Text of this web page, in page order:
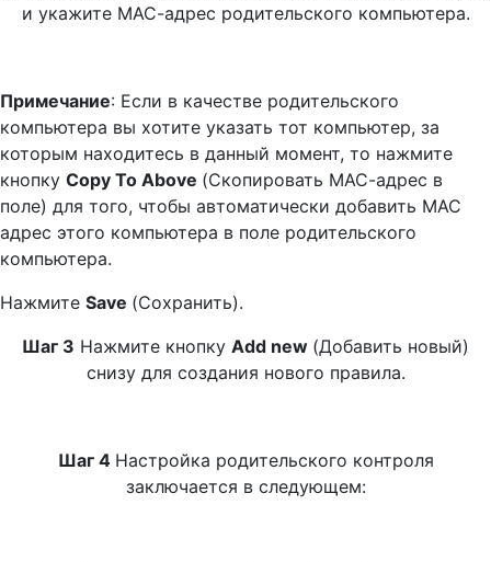
и укажите МАС-адрес родительского компьютера.
Примечание: Если в качестве родительского
компьютера вы хотите указать тот компьютер, за
которым находитесь в данный момент, то нажмите
кнопку Copy To Above (Скопировать МАС-адрес в
поле) для того, чтобы автоматически добавить МАС
адрес этого компьютера в поле родительского
компьютера.
Нажмите Save (Сохранить).
Шаг 3 Нажмите кнопку Add new (Добавить новый)
снизу для создания нового правила.
Шаг 4 Настройка родительского контроля
заключается в следующем: